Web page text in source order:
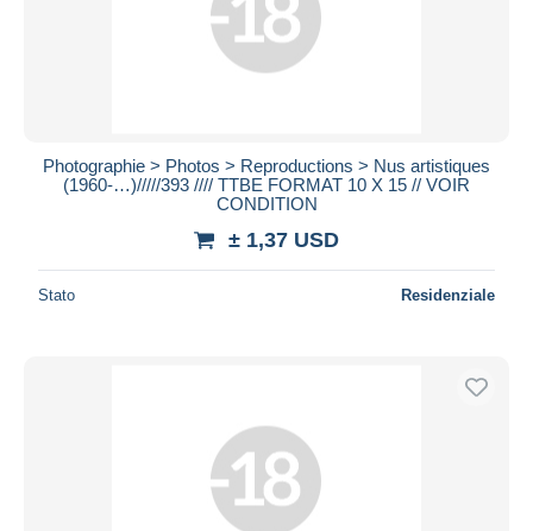
Photographie > Photos > Reproductions > Nus artistiques
(1960-…)/////393 //// TTBE FORMAT 10 X 15 // VOIR
CONDITION
± 1,37 USD
Stato Residenziale